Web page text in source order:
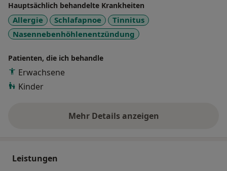
Hauptsächlich behandelte Krankheiten
Allergie Schlafapnoe
Tinnitus
Nasennebenhöhlenentzündung
Patienten, die ich behandle
Erwachsene
Kinder
Mehr Details anzeigen
über Erfahrungen
Leistungen